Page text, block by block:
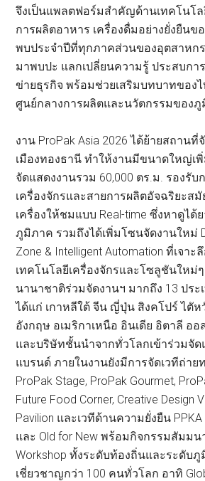
จึงเป็นแพลตฟอร์มสำคัญด้านเทคโนโ
การผลิตอาหาร เครื่องดื่มอย่างยั่งยืน
พบประจำปีที่ทุกภาคส่วนของอุตสาหก
มาพบปะ แลกเปลี่ยนความรู้ ประสบกา
ข่ายธุรกิจ พร้อมช่วยเสริมบทบาทของ
ศูนย์กลางการผลิตและนวัตกรรมของ
งาน ProPak Asia 2026 ได้ย้ายสถาน
เมืองทองธานี ทำให้งานมีขนาดใหญ่เ
จัดแสดงงานรวม 60,000 ตร.ม. รองรับ
เครื่องจักรและสายการผลิตอัจฉริยะส
เครื่องให้ชมแบบ Real-time ซึ่งหาดูได้
ภูมิภาค รวมถึงได้เพิ่มโซนจัดงานใหม่
Zone & Intelligent Automation ที่เจา
เทคโนโลยีเครื่องจักรและโซลูชันใหม่
นานาชาติร่วมจัดงานฯ มากถึง 13 ประ
ได้แก่ เกาหลีใต้ จีน ญี่ปุ่น สิงคโปร์ ไตัห
อังกฤษ อเมริกาเหนือ อินเดีย อิตาลี ออส
และบริษัทชั้นนำจากทั่วโลกเข้าร่วมจัด
แบรนด์ ภายในงานยังมีการจัดเวทีถ่า
ProPak Stage, ProPak Gourmet,
Future Food Corner, Creative Design
Pavilion และเวทีด้านความยั่งยืน PPKA
และ Old for New พร้อมกิจกรรมสัมมน
Workshop ทั้งระดับท้องถิ่นและระดับ
เชี่ยวชาญกว่า 100 คนทั่วโลก อาทิ